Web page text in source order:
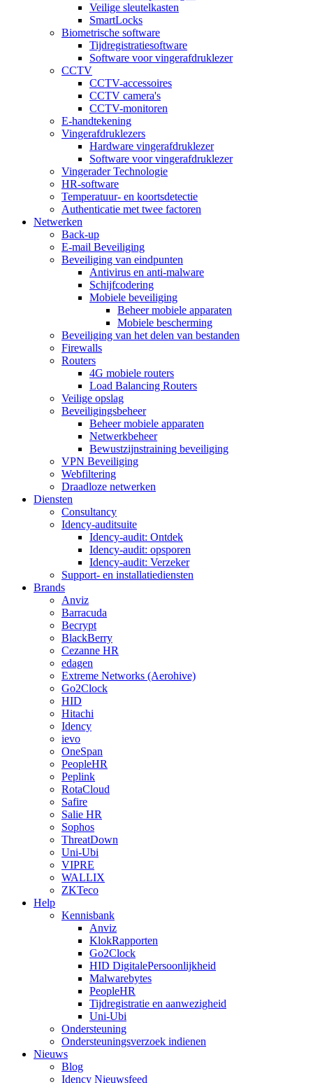
Veilige sleutelkasten
SmartLocks
Biometrische software
Tijdregistratiesoftware
Software voor vingerafdruklezer
CCTV
CCTV-accessoires
CCTV camera's
CCTV-monitoren
E-handtekening
Vingerafdruklezers
Hardware vingerafdruklezer
Software voor vingerafdruklezer
Vingerader Technologie
HR-software
Temperatuur- en koortsdetectie
Authenticatie met twee factoren
Netwerken
Back-up
E-mail Beveiliging
Beveiliging van eindpunten
Antivirus en anti-malware
Schijfcodering
Mobiele beveiliging
Beheer mobiele apparaten
Mobiele bescherming
Beveiliging van het delen van bestanden
Firewalls
Routers
4G mobiele routers
Load Balancing Routers
Veilige opslag
Beveiligingsbeheer
Beheer mobiele apparaten
Netwerkbeheer
Bewustzijnstraining beveiliging
VPN Beveiliging
Webfiltering
Draadloze netwerken
Diensten
Consultancy
Idency-auditsuite
Idency-audit: Ontdek
Idency-audit: opsporen
Idency-audit: Verzeker
Support- en installatiediensten
Brands
Anviz
Barracuda
Becrypt
BlackBerry
Cezanne HR
edagen
Extreme Networks (Aerohive)
Go2Clock
HID
Hitachi
Idency
ievo
OneSpan
PeopleHR
Peplink
RotaCloud
Safire
Salie HR
Sophos
ThreatDown
Uni-Ubi
VIPRE
WALLIX
ZKTeco
Help
Kennisbank
Anviz
KlokRapporten
Go2Clock
HID DigitalePersoonlijkheid
Malwarebytes
PeopleHR
Tijdregistratie en aanwezigheid
Uni-Ubi
Ondersteuning
Ondersteuningsverzoek indienen
Nieuws
Blog
Idency Nieuwsfeed